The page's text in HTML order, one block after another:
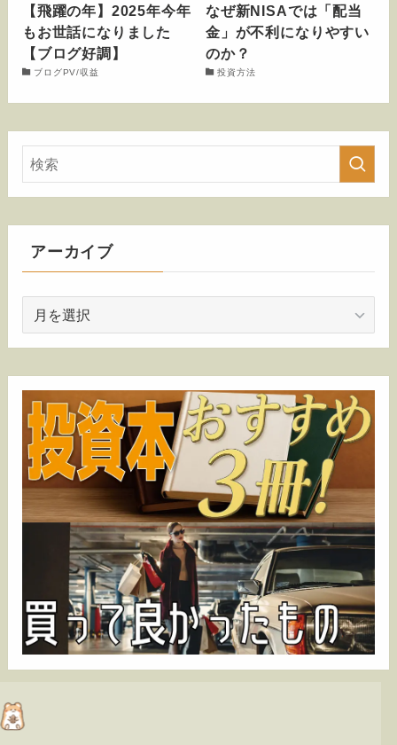
【飛躍の年】2025年今年
もお世話になりました
【ブログ好調】
ブログPV/収益
なぜ新NISAでは「配当
金」が不利になりやすい
のか？
投資方法
アーカイブ
カ
イ
ブ